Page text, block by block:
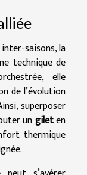
saisons, la
technique de
elle
de l’évolution
superposer
ungileten
thermique